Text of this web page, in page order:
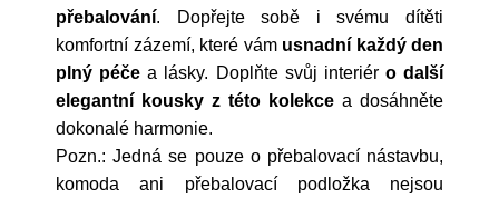
přebalování. Dopřejte sobě i svému dítěti
komfortní zázemí, které vám usnadní každý den
plný péče a lásky. Doplňte svůj interiér o další
elegantní kousky z této kolekce a dosáhněte
dokonalé harmonie.
Pozn.: Jedná se pouze o přebalovací nástavbu,
komoda ani přebalovací podložka nejsou